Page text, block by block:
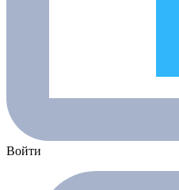
Войти